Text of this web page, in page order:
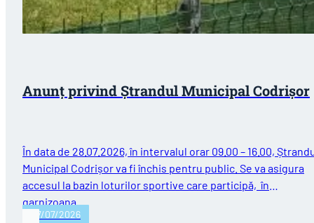
Anunț privind Ștrandul Municipal Codrișor
În data de 28.07.2026, în intervalul orar 09.00 – 16.00,
Municipal Codrișor va fi închis pentru public. Se va asigura
accesul la bazin loturilor sportive care participă, în
garnizoana…
27/07/2026